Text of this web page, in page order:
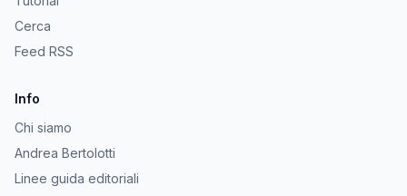
Cerca
Feed RSS
Info
Chi siamo
Andrea Bertolotti
Linee guida editoriali